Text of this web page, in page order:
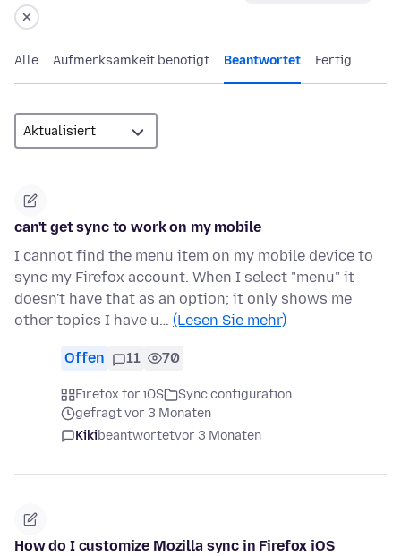
Alle Aufmerksamkeit benötigt Beantwortet Fertig
can't get sync to work on my mobile
I cannot find the menu item on my mobile device to
sync my Firefox account. When I select "menu" it
doesn't have that as an option; it only shows me
other topics I have u… (Lesen Sie mehr)
Offen 11 70
Firefox for iOS
Sync configuration
gefragt vor 3 Monaten
Kikibeantwortetvor 3 Monaten
How do I customize Mozilla sync in Firefox iOS